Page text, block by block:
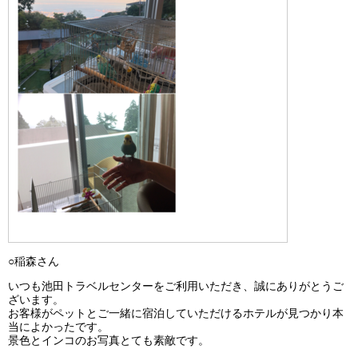
○稲森さん
いつも池田トラベルセンターをご利用いただき、誠にありがとうご
ざいます。
お客様がペットとご一緒に宿泊していただけるホテルが見つかり本
当によかったです。
景色とインコのお写真とても素敵です。